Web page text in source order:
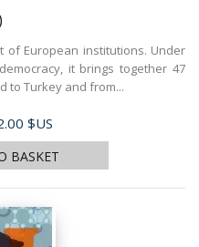
of European institutions. Under
it brings together 47
to Turkey and from...
$US
BASKET